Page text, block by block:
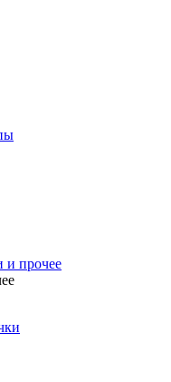
и прочее